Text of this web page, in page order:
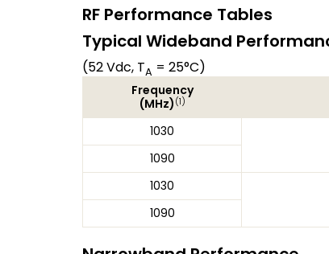
RF Performance Tables
Typical Wideband
(52 Vdc, TA = 25°C)
Frequency
(MHz)(1)
1030
1090
1030
1090